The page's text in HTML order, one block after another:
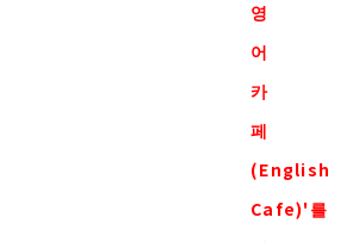
영
어
카
페
(English
Cafe)'를